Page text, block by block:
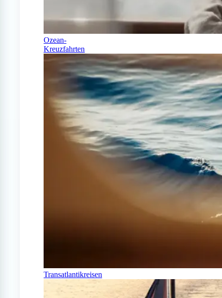
Ozean-
Kreuzfahrten
Transatlantikreisen